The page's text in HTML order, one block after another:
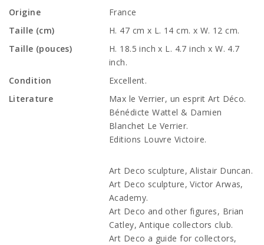
Origine
France
Taille (cm)
H. 47 cm x L. 14 cm. x W. 12 cm.
Taille (pouces)
H. 18.5 inch x L. 4.7 inch x W. 4.7
inch.
Condition
Excellent.
Literature
Max le Verrier, un esprit Art Déco.
Bénédicte Wattel & Damien
Blanchet Le Verrier.
Editions Louvre Victoire.
Art Deco sculpture, Alistair Duncan.
Art Deco sculpture, Victor Arwas,
Academy.
Art Deco and other figures, Brian
Catley, Antique collectors club.
Art Deco a guide for collectors,